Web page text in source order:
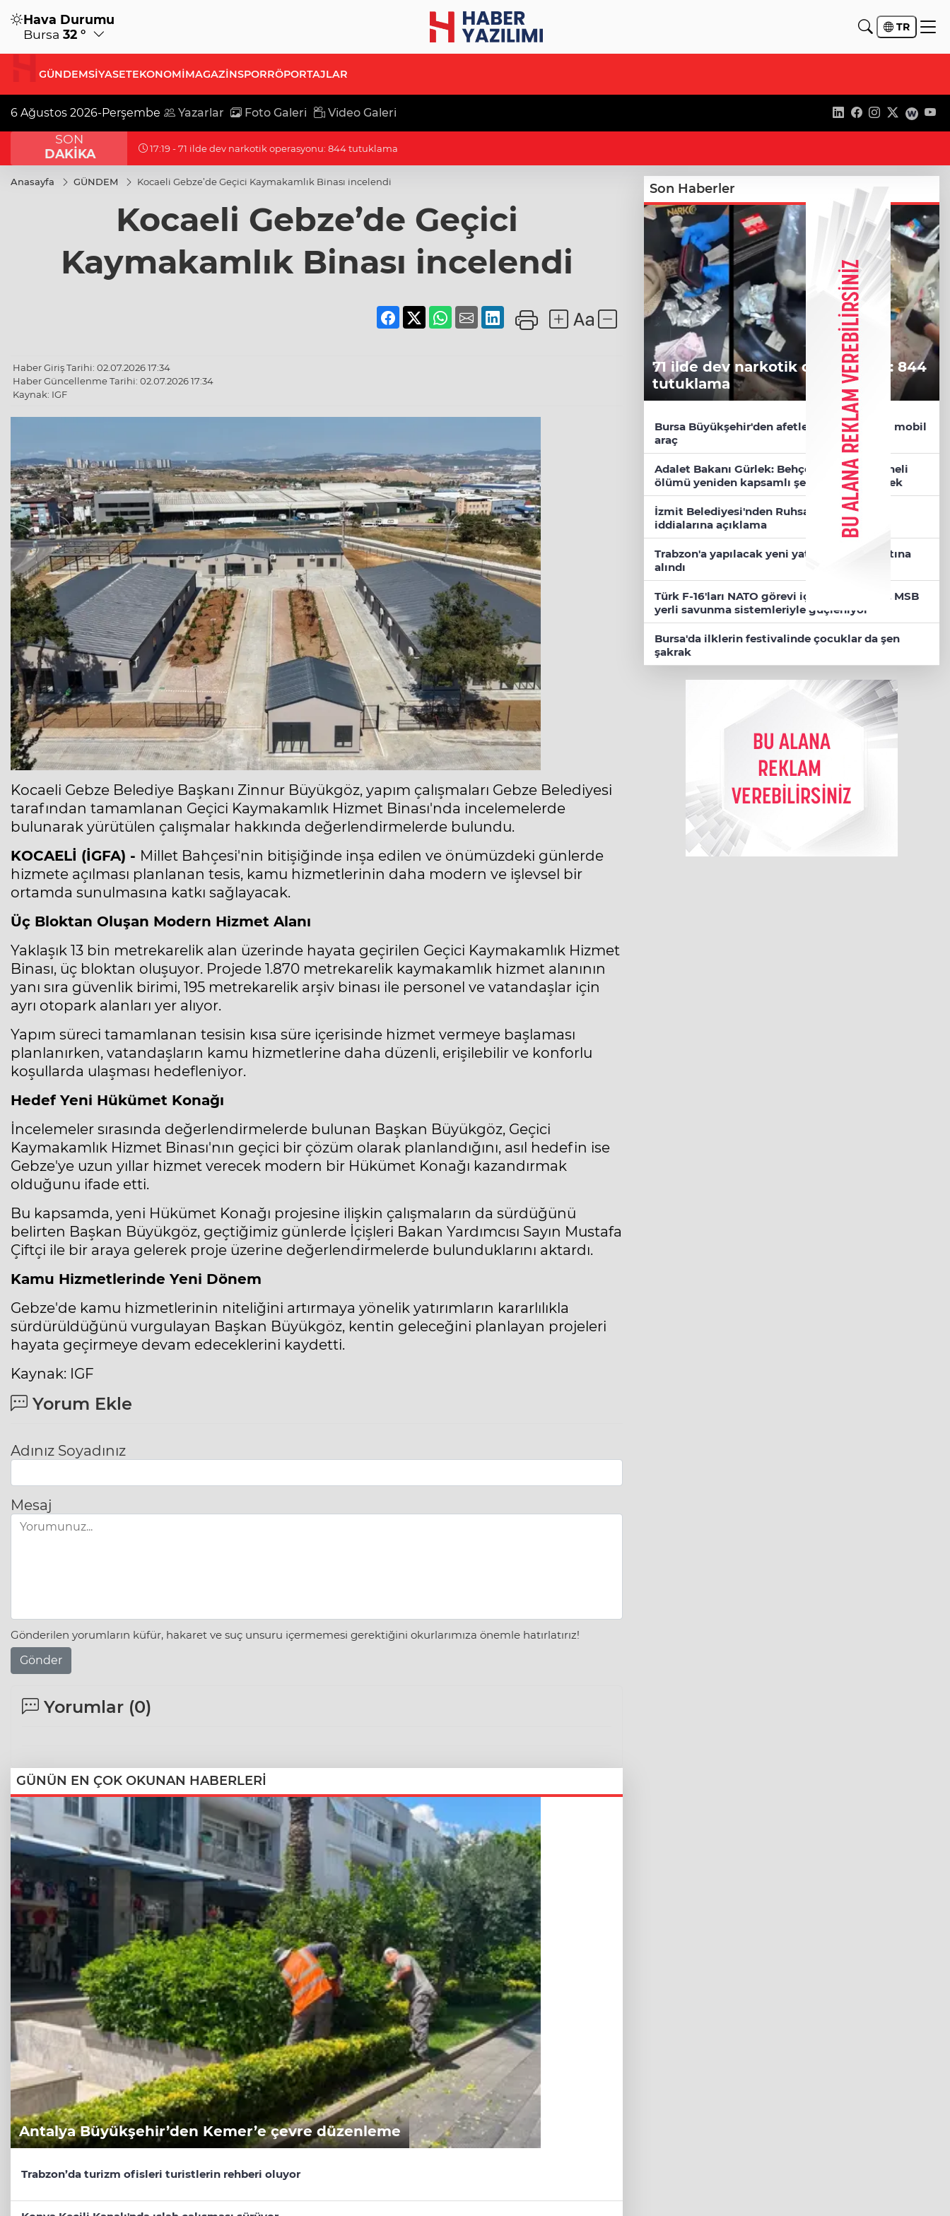
Hava Durumu
Bursa 32 ° TR
GÜNDEMSİYASETEKONOMİMAGAZİNSPORRÖPORTAJLAR
6 Ağustos 2026-Perşembe Yazarlar Foto Galeri Video Galeri
SON
DAKİKA
17:19 - Bursa Büyükşehir'den afetlere hazır iki yeni mobil araç
Anasayfa GÜNDEM Kocaeli Gebze’de Geçici Kaymakamlık Binası incelendi
Kocaeli Gebze’de Geçici
Kaymakamlık Binası incelendi
Haber Giriş Tarihi: 02.07.2026 17:34
Haber Güncellenme Tarihi: 02.07.2026 17:34
Kaynak: IGF
Kocaeli Gebze Belediye Başkanı Zinnur Büyükgöz, yapım çalışmaları Gebze Belediyesi
tarafından tamamlanan Geçici Kaymakamlık Hizmet Binası'nda incelemelerde
bulunarak yürütülen çalışmalar hakkında değerlendirmelerde bulundu.
KOCAELİ (İGFA) - Millet Bahçesi'nin bitişiğinde inşa edilen ve önümüzdeki günlerde
hizmete açılması planlanan tesis, kamu hizmetlerinin daha modern ve işlevsel bir
ortamda sunulmasına katkı sağlayacak.
Üç Bloktan Oluşan Modern Hizmet Alanı
Yaklaşık 13 bin metrekarelik alan üzerinde hayata geçirilen Geçici Kaymakamlık Hizmet
Binası, üç bloktan oluşuyor. Projede 1.870 metrekarelik kaymakamlık hizmet alanının
yanı sıra güvenlik birimi, 195 metrekarelik arşiv binası ile personel ve vatandaşlar için
ayrı otopark alanları yer alıyor.
Yapım süreci tamamlanan tesisin kısa süre içerisinde hizmet vermeye başlaması
planlanırken, vatandaşların kamu hizmetlerine daha düzenli, erişilebilir ve konforlu
koşullarda ulaşması hedefleniyor.
Hedef Yeni Hükümet Konağı
İncelemeler sırasında değerlendirmelerde bulunan Başkan Büyükgöz, Geçici
Kaymakamlık Hizmet Binası'nın geçici bir çözüm olarak planlandığını, asıl hedefin ise
Gebze'ye uzun yıllar hizmet verecek modern bir Hükümet Konağı kazandırmak
olduğunu ifade etti.
Bu kapsamda, yeni Hükümet Konağı projesine ilişkin çalışmaların da sürdüğünü
belirten Başkan Büyükgöz, geçtiğimiz günlerde İçişleri Bakan Yardımcısı Sayın Mustafa
Çiftçi ile bir araya gelerek proje üzerine değerlendirmelerde bulunduklarını aktardı.
Kamu Hizmetlerinde Yeni Dönem
Gebze'de kamu hizmetlerinin niteliğini artırmaya yönelik yatırımların kararlılıkla
sürdürüldüğünü vurgulayan Başkan Büyükgöz, kentin geleceğini planlayan projeleri
hayata geçirmeye devam edeceklerini kaydetti.
Kaynak: IGF
Yorum Ekle
Adınız Soyadınız
Mesaj
Gönderilen yorumların küfür, hakaret ve suç unsuru içermemesi gerektiğini okurlarımıza önemle hatırlatırız!
Gönder
Yorumlar (0)
GÜNÜN EN ÇOK OKUNAN HABERLERİ
Antalya Büyükşehir’den Kemer’e çevre düzenleme
Trabzon’da turizm ofisleri turistlerin rehberi oluyor
Son Haberler
71 ilde dev narkotik operasyonu: 844
tutuklama
Bursa Büyükşehir'den afetlere hazır iki yeni mobil
araç
Adalet Bakanı Gürlek: Behçet Oktay'ın şüpheli
ölümü yeniden kapsamlı şekilde incelenecek
İzmit Belediyesi'nden Ruhsat Müdürlüğü
iddialarına açıklama
Trabzon'a yapılacak yeni yatırımlar imza altına
alındı
Türk F-16'ları NATO görevi için Estonya'da... MSB
yerli savunma sistemleriyle güçleniyor
Bursa'da ilklerin festivalinde çocuklar da şen
şakrak